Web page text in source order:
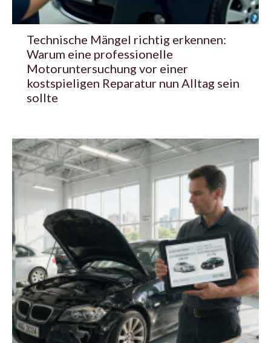
Technische Mängel richtig erkennen:
Warum eine professionelle
Motoruntersuchung vor einer
kostspieligen Reparatur nun Alltag sein
sollte